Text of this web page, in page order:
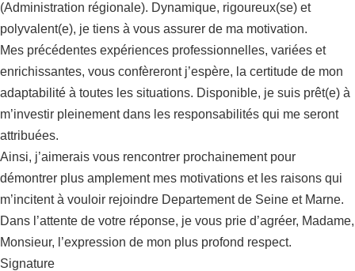
(Administration régionale). Dynamique, rigoureux(se) et
polyvalent(e), je tiens à vous assurer de ma motivation.
Mes précédentes expériences professionnelles, variées et
enrichissantes, vous confèreront j’espère, la certitude de mon
adaptabilité à toutes les situations. Disponible, je suis prêt(e) à
m’investir pleinement dans les responsabilités qui me seront
attribuées.
Ainsi, j’aimerais vous rencontrer prochainement pour
démontrer plus amplement mes motivations et les raisons qui
m’incitent à vouloir rejoindre Departement de Seine et Marne.
Dans l’attente de votre réponse, je vous prie d’agréer, Madame,
Monsieur, l’expression de mon plus profond respect.
Signature